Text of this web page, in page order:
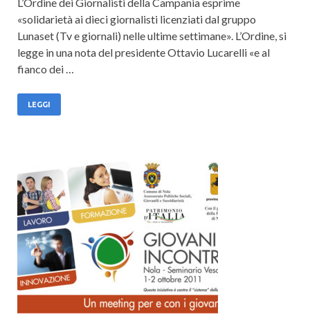
«solidarietà ai dieci giornalisti licenziati dal gruppo
Lunaset (Tv e giornali) nelle ultime settimane». L’Ordine, si
legge in una nota del presidente Ottavio Lucarelli «e al
fianco dei …
LEGGI